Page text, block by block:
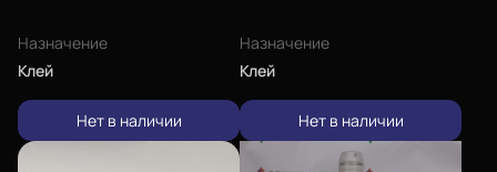
Назначение
Клей
Нет в наличии
Назначение
Клей
Нет в наличии